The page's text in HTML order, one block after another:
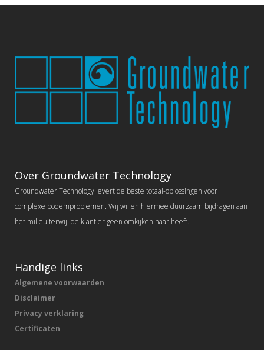
Over Groundwater Technology
Groundwater Technology levert de beste totaal-oplossingen voor
complexe bodemproblemen. Wij willen hiermee duurzaam bijdragen aan
het milieu terwijl de klant er geen omkijken naar heeft.
Handige links
Algemene voorwaarden
Disclaimer
Privacy verklaring
Certificaten